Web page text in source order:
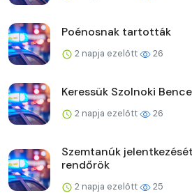
Poénosnak tartották
2 napja ezelőtt 26
Keressük Szolnoki
2 napja ezelőtt 26
Szemtanúk
rendőrök
2 napja ezelőtt 25